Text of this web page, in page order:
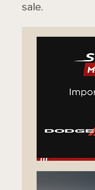
sale.